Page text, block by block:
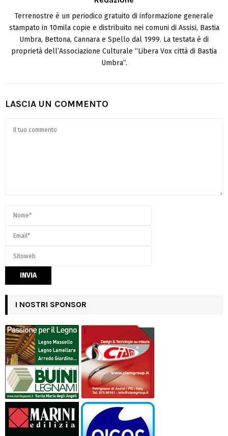
Terrenostre è un periodico gratuito di informazione generale
stampato in 10mila copie e distribuito nei comuni di Assisi, Bastia
Umbra, Bettona, Cannara e Spello dal 1999. La testata è di
proprietà dell’Associazione Culturale “Libera Vox città di Bastia
Umbra”.
LASCIA UN COMMENTO
I NOSTRI SPONSOR